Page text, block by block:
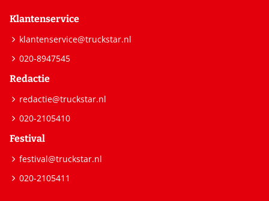
Klantenservice
klantenservice@truckstar.nl
020-8947545
Redactie
redactie@truckstar.nl
020-2105410
Festival
festival@truckstar.nl
020-2105411